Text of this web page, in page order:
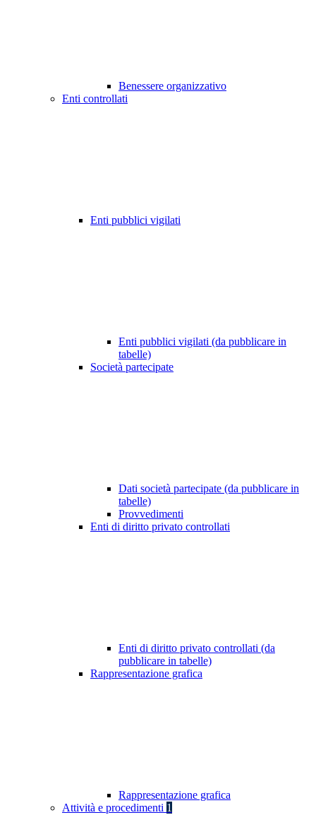
Benessere organizzativo
Enti controllati
Enti pubblici vigilati
Enti pubblici vigilati (da pubblicare in
tabelle)
Società partecipate
Dati società partecipate (da pubblicare in
tabelle)
Provvedimenti
Enti di diritto privato controllati
Enti di diritto privato controllati (da
pubblicare in tabelle)
Rappresentazione grafica
Rappresentazione grafica
Attività e procedimenti 1